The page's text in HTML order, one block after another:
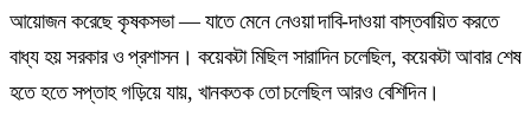
আয়োজন করেছে কৃষকসভা — যাতে মেনে নেওয়া দাবি-দাওয়া বাস্তবায়িত করতে
বাধ্য হয় সরকার ও প্রশাসন। কয়েকটা মিছিল সারাদিন চলেছিল, কয়েকটা আবার শেষ
হতে হতে সপ্তাহ গড়িয়ে যায়, খানকতক তো চলেছিল আরও বেশিদিন।